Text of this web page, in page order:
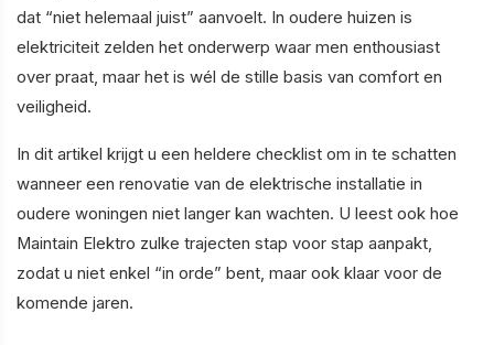
dat “niet helemaal juist” aanvoelt. In oudere huizen is
elektriciteit zelden het onderwerp waar men enthousiast
over praat, maar het is wél de stille basis van comfort en
veiligheid.
In dit artikel krijgt u een heldere checklist om in te schatten
wanneer een renovatie van de elektrische installatie in
oudere woningen niet langer kan wachten. U leest ook hoe
Maintain Elektro zulke trajecten stap voor stap aanpakt,
zodat u niet enkel “in orde” bent, maar ook klaar voor de
komende jaren.